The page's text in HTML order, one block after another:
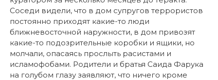
Соседи видели, что в дом супругов террористов
постоянно приходят какие-то люди
ближневосточной наружности, в дом привозят
какие-то подозрительные коробки и ящики, но
молчали, опасаясь прослыть расистами и
исламофобами. Родители и братья Саида Фарука
на голубом глазу заявляют, что ничего кроме